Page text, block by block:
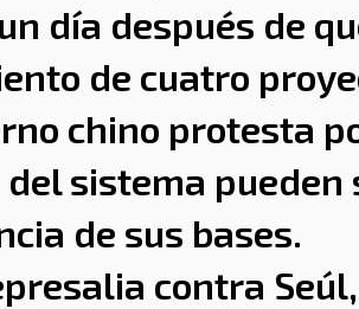
día después de
de cuatro
chino protesta
sistema
de sus bases.
contra